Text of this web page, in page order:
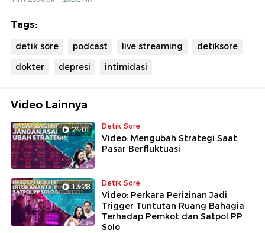
depresi berat akibat intimidasi oleh oknum anggota
menjalankan tugas di IGD.
Atas peristiwa ini, 3 orang anggota DPRD TTU akan
laporan langsung Jurnalis detikBali selengkapnya.
Tags:
detik sore podcast live streaming
detiksore
dokter
depresi intimidasi
Video Lainnya
24:01 Detik Sore
Video: Mengubah Strategi Saat
Pasar Berfluktuasi
13:28 Detik Sore
Video: Perkara Perizinan Jadi
Trigger Tuntutan Ruang Bahagia
Terhadap Pemkot dan Satpol PP
Solo